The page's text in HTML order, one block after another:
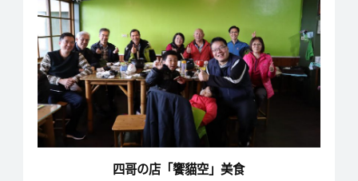
四哥の店「饗貓空」美食